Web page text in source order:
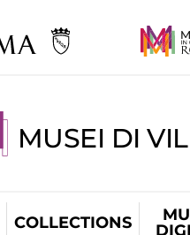
MUSEI DI
COLLECTIONS